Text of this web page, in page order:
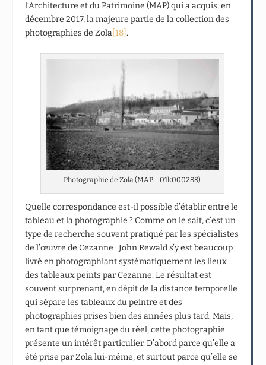
l’Architecture et du Patrimoine (MAP) qui a acquis, en
décembre 2017, la majeure partie de la collection des
photographies de Zola [18].
Photographie de Zola (MAP – 01k000288)
Quelle correspondance est-il possible d’établir entre le
tableau et la photographie ? Comme on le sait, c’est un
type de recherche souvent pratiqué par les spécialistes
de l’œuvre de Cezanne : John Rewald s’y est beaucoup
livré en photographiant systématiquement les lieux
des tableaux peints par Cezanne. Le résultat est
souvent surprenant, en dépit de la distance temporelle
qui sépare les tableaux du peintre et des
photographies prises bien des années plus tard. Mais,
en tant que témoignage du réel, cette photographie
présente un intérêt particulier. D’abord parce qu’elle a
été prise par Zola lui-même, et surtout parce qu’elle se